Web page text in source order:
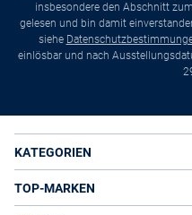
insbesondere den Abschnitt
gelesen und bin damit
siehe
einlösbar und nach
KATEGORIEN
TOP-MARKEN